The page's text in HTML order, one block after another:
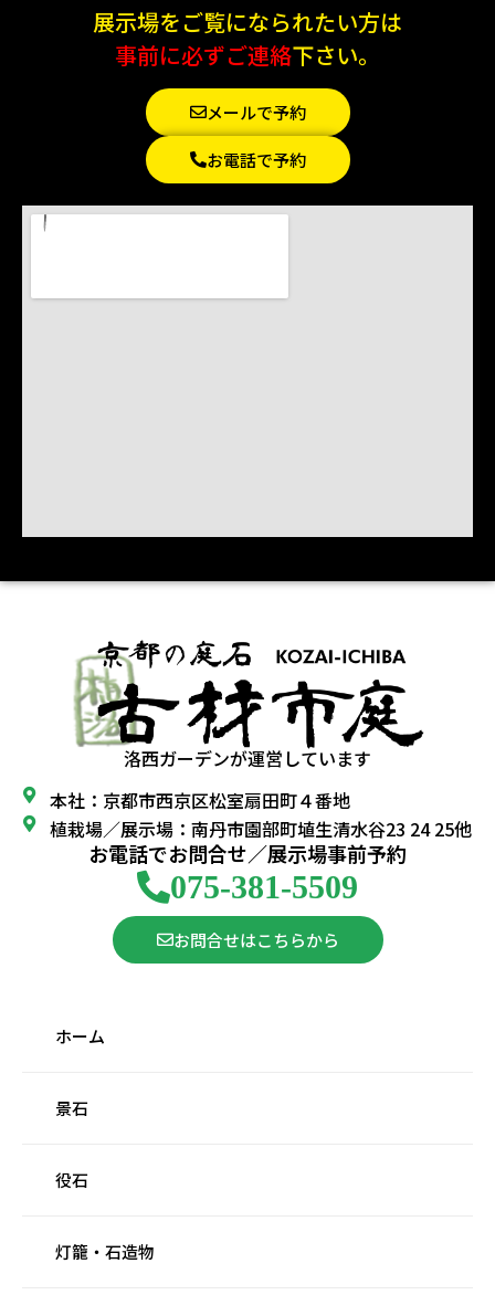
展示場をご覧になられたい方は
事前に必ずご連絡下さい。
メールで予約
お電話で予約
洛西ガーデンが運営しています
本社：京都市西京区松室扇田町４番地
植栽場／展示場：南丹市園部町埴生清水谷23 24 25他
お電話でお問合せ／展示場事前予約
075-381-5509
お問合せはこちらから
ホーム
景石
役石
灯籠・石造物